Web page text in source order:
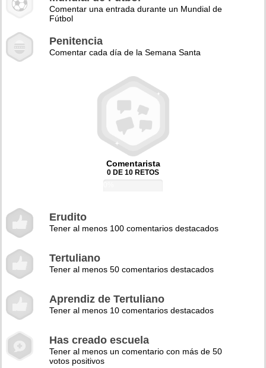
Comentar una entrada durante un Mundial de
Fútbol
Penitencia
Comentar cada día de la Semana Santa
Comentarista
0 DE 10 RETOS
Erudito
Tener al menos 100 comentarios destacados
Tertuliano
Tener al menos 50 comentarios destacados
Aprendiz de Tertuliano
Tener al menos 10 comentarios destacados
Has creado escuela
Tener al menos un comentario con más de 50
votos positivos